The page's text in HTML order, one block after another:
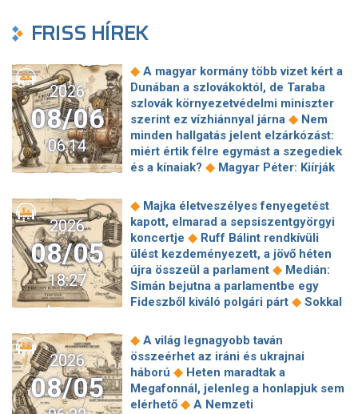
FRISS HÍREK
2026
08/06
06:14
◆ A magyar kormány több vizet kért a
Dunában a szlovákoktól, de Taraba
szlovák környezetvédelmi miniszter
szerint ez vízhiánnyal járna ◆ Nem
minden hallgatás jelent elzárkózást:
miért értik félre egymást a szegediek
és a kínaiak? ◆ Magyar Péter: Kiírják
projektekben magyar állami
tulajdonrészt fognak előírni ◆Orbán
Gáspár hatszor repült honvédségi
gépen Csádba és Nigerbe◆ Ismert
magyar utazási iroda ment csődbe,
bolgár biztosítóval hadakozhatnak az
utasok ◆Amerikai rakétákat is
zsákmányolt az előrenyomuló orosz
után: a Szerencsejáték Zrt. átalakítja
ügynökségi modelljét◆A Tisza-
frakció kezdeményezte, hogy jövő
kedden válasszák meg az új
köztársasági elnököt◆
2026
08/05
18:27
◆ Majka életveszélyes fenyegetést
kapott, elmarad a sepsiszentgyörgyi
koncertje ◆ Ruff Bálint rendkívüli
ülést kezdeményezett, a jövő héten
újra összeül a parlament ◆ Medián:
Simán bejutna a parlamentbe egy
Fideszből kiváló polgári párt ◆ Sokkal
Vitézy: 42 új, 120 méteres
motorvonatot vesznek, teljesen
megújul a szentendrei, a csepeli és a
ráckevei HÉV járműparkja
◆ Egy
hajszálon múlt Paks, de a jövőben jó
2026
08/05
◆ A világ legnagyobb taván
összeérhet az iráni és ukrajnai
háború ◆ Heten maradtak a
Megafonnál, jelenleg a honlapjuk sem
elérhető ◆ A Nemzeti